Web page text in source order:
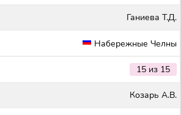
Ганиева Т.Д.
Набережные Челны
15 из 15
Козарь А.В.